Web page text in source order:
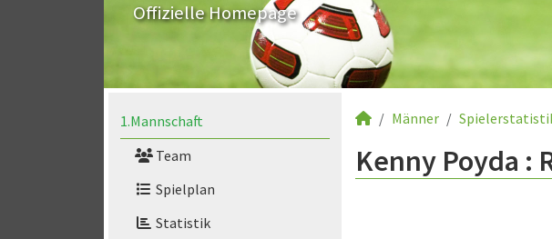
Offizielle Homepage
1.Mannschaft
Team
Spielplan
Statistik
Männer
Kenny Poyda :